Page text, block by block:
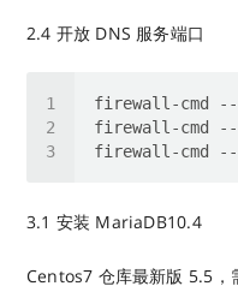
2.4 开放 DNS 服务端口
firewall-cmd --
firewall-cmd --
3.1 安装 MariaDB10.4
Centos7 仓库最新版 5.5，